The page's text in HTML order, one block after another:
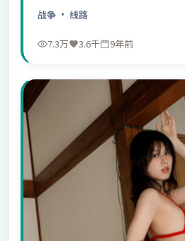
观看。
战争 · 线路
7.3万 3.6千 9年前